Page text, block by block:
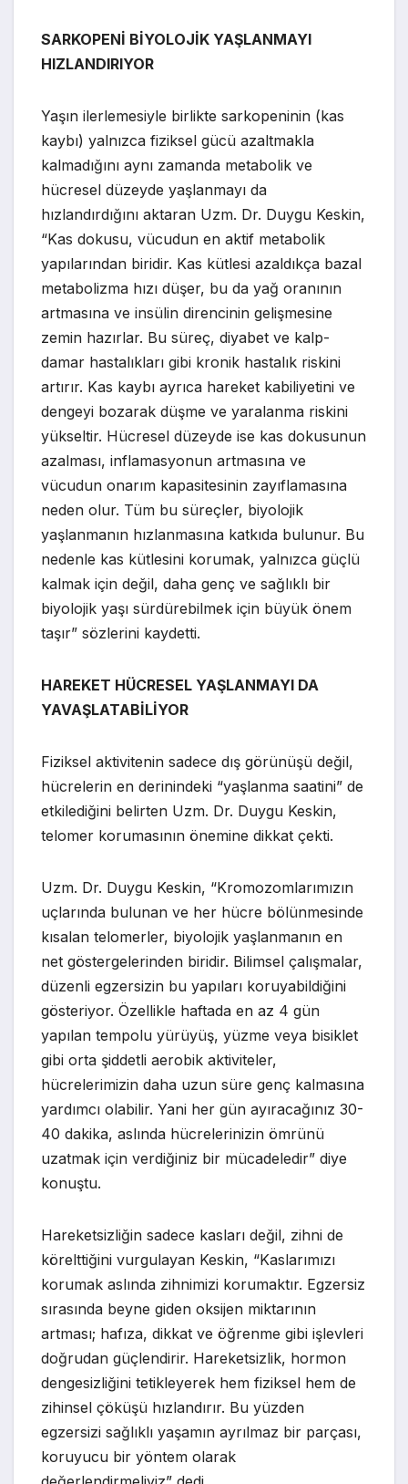
SARKOPENİ BİYOLOJİK YAŞLANMAYI
HIZLANDIRIYOR
Yaşın ilerlemesiyle birlikte sarkopeninin (kas
kaybı) yalnızca fiziksel gücü azaltmakla
kalmadığını aynı zamanda metabolik ve
hücresel düzeyde yaşlanmayı da
hızlandırdığını aktaran Uzm. Dr. Duygu Keskin,
“Kas dokusu, vücudun en aktif metabolik
yapılarından biridir. Kas kütlesi azaldıkça bazal
metabolizma hızı düşer, bu da yağ oranının
artmasına ve insülin direncinin gelişmesine
zemin hazırlar. Bu süreç, diyabet ve kalp-
damar hastalıkları gibi kronik hastalık riskini
artırır. Kas kaybı ayrıca hareket kabiliyetini ve
dengeyi bozarak düşme ve yaralanma riskini
yükseltir. Hücresel düzeyde ise kas dokusunun
azalması, inflamasyonun artmasına ve
vücudun onarım kapasitesinin zayıflamasına
neden olur. Tüm bu süreçler, biyolojik
yaşlanmanın hızlanmasına katkıda bulunur. Bu
nedenle kas kütlesini korumak, yalnızca güçlü
kalmak için değil, daha genç ve sağlıklı bir
biyolojik yaşı sürdürebilmek için büyük önem
taşır” sözlerini kaydetti.
HAREKET HÜCRESEL YAŞLANMAYI DA
YAVAŞLATABİLİYOR
Fiziksel aktivitenin sadece dış görünüşü değil,
hücrelerin en derinindeki “yaşlanma saatini” de
etkilediğini belirten Uzm. Dr. Duygu Keskin,
telomer korumasının önemine dikkat çekti.
Uzm. Dr. Duygu Keskin, “Kromozomlarımızın
uçlarında bulunan ve her hücre bölünmesinde
kısalan telomerler, biyolojik yaşlanmanın en
net göstergelerinden biridir. Bilimsel çalışmalar,
düzenli egzersizin bu yapıları koruyabildiğini
gösteriyor. Özellikle haftada en az 4 gün
yapılan tempolu yürüyüş, yüzme veya bisiklet
gibi orta şiddetli aerobik aktiviteler,
hücrelerimizin daha uzun süre genç kalmasına
yardımcı olabilir. Yani her gün ayıracağınız 30-
40 dakika, aslında hücrelerinizin ömrünü
uzatmak için verdiğiniz bir mücadeledir” diye
konuştu.
Hareketsizliğin sadece kasları değil, zihni de
körelttiğini vurgulayan Keskin, “Kaslarımızı
korumak aslında zihnimizi korumaktır. Egzersiz
sırasında beyne giden oksijen miktarının
artması; hafıza, dikkat ve öğrenme gibi işlevleri
doğrudan güçlendirir. Hareketsizlik, hormon
dengesizliğini tetikleyerek hem fiziksel hem de
zihinsel çöküşü hızlandırır. Bu yüzden
egzersizi sağlıklı yaşamın ayrılmaz bir parçası,
koruyucu bir yöntem olarak